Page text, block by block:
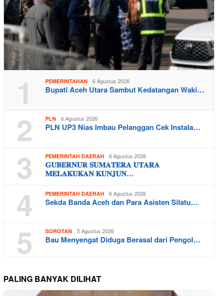
1 PEMERINTAHAN 6 Agustus 2026
Bupati Aceh Utara Sambut Kedatangan Waki…
2 PLN 6 Agustus 2026
PLN UP3 Nias Imbau Pelanggan Cek Instala…
3 PEMERINTAH DAERAH 6 Agustus 2026
𝐆𝐔𝐁𝐄𝐑𝐍𝐔𝐑 𝐒𝐔𝐌𝐀𝐓𝐄𝐑𝐀 𝐔𝐓𝐀𝐑𝐀
𝐌𝐄𝐋𝐀𝐊𝐔𝐊𝐀𝐍 𝐊𝐔𝐍𝐉𝐔𝐍…
4 PEMERINTAH DAERAH 6 Agustus 2026
Sekda Banda Aceh dan Para Asisten Silatu…
5 SOROTAN 5 Agustus 2026
Bau Menyengat Diduga Berasal dari Pengol…
PALING BANYAK DILIHAT